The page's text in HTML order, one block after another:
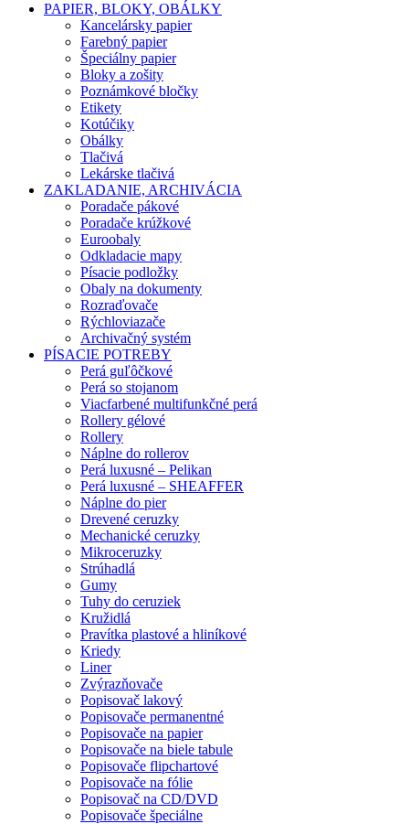
PAPIER, BLOKY, OBÁLKY
Kancelársky papier
Farebný papier
Špeciálny papier
Bloky a zošity
Poznámkové bločky
Etikety
Kotúčiky
Obálky
Tlačivá
Lekárske tlačivá
ZAKLADANIE, ARCHIVÁCIA
Poradače pákové
Poradače krúžkové
Euroobaly
Odkladacie mapy
Písacie podložky
Obaly na dokumenty
Rozraďovače
Rýchloviazače
Archivačný systém
PÍSACIE POTREBY
Perá guľôčkové
Perá so stojanom
Viacfarbené multifunkčné perá
Rollery gélové
Rollery
Náplne do rollerov
Perá luxusné – Pelikan
Perá luxusné – SHEAFFER
Náplne do pier
Drevené ceruzky
Mechanické ceruzky
Mikroceruzky
Strúhadlá
Gumy
Tuhy do ceruziek
Kružidlá
Pravítka plastové a hliníkové
Kriedy
Liner
Zvýrazňovače
Popisovač lakový
Popisovače permanentné
Popisovače na papier
Popisovače na biele tabule
Popisovače flipchartové
Popisovače na fólie
Popisovač na CD/DVD
Popisovače špeciálne